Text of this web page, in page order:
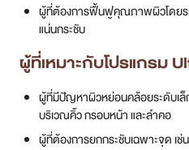
ผู้ที่ต้องการฟื้นฟูคุณภาพผิวโดยร
แน่นกระชับ
ผู้ที่เหมาะกับโปรแกรม
ผู้ที่มีปัญหาผิวหย่อนคล้อยระดับเล็
บริเวณคิ้ว กรอบหน้า และลำคอ
ผู้ที่ต้องการยกกระชับเฉพาะจุด เ